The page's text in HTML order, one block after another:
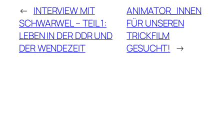
← INTERVIEW MIT
SCHWARWEL – TEIL 1:
LEBEN IN DER DDR UND
DER WENDEZEIT
ANIMATOR_INNEN
FÜR UNSEREN
TRICKFILM
GESUCHT! →